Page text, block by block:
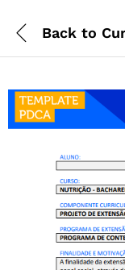
Back to